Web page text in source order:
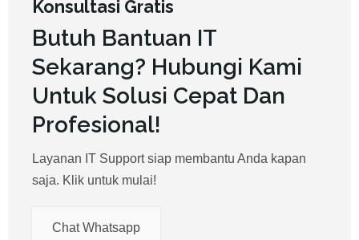
Konsultasi Gratis
Butuh Bantuan IT
Sekarang? Hubungi Kami
Untuk Solusi Cepat Dan
Profesional!
Layanan IT Support siap membantu Anda kapan
saja. Klik untuk mulai!
Chat Whatsapp